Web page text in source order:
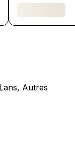
Autres